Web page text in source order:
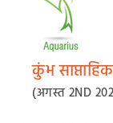
कुंभ
(अगस्त 2ND